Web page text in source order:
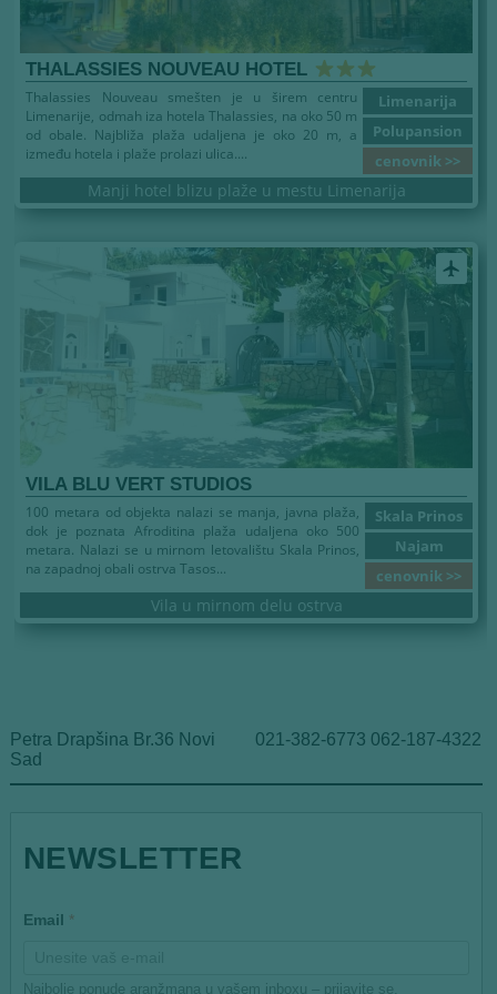
THALASSIES NOUVEAU HOTEL
Limenarija
Polupansion
cenovnik >>
Thalassies Nouveau smešten je u širem centru
Limenarije, odmah iza hotela Thalassies, na oko 50 m
od obale. Najbliža plaža udaljena je oko 20 m, a
između hotela i plaže prolazi ulica....
Manji hotel blizu plaže u mestu Limenarija
airplanemode_active
VILA BLU VERT STUDIOS
Skala Prinos
Najam
cenovnik >>
100 metara od objekta nalazi se manja, javna plaža,
dok je poznata Afroditina plaža udaljena oko 500
metara. Nalazi se u mirnom letovalištu Skala Prinos,
na zapadnoj obali ostrva Tasos...
Vila u mirnom delu ostrva
Petra Drapšina Br.36 Novi
Sad
021-382-6773 062-187-4322
E
m
l
a
NEWSLETTER
Email *
Najbolje ponude aranžmana u vašem inboxu – prijavite se.